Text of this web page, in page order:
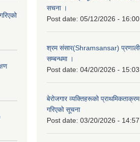
सचना ।
Post date: 05/12/2026 - 16:00
श्रम संसार(Shramsansar)
सम्बन्धमा ।
Post date: 04/20/2026 - 15:03
बेरोजगार व्यक्तिहरूको
गरिएको सूचना
Post date: 03/20/2026 - 14:57